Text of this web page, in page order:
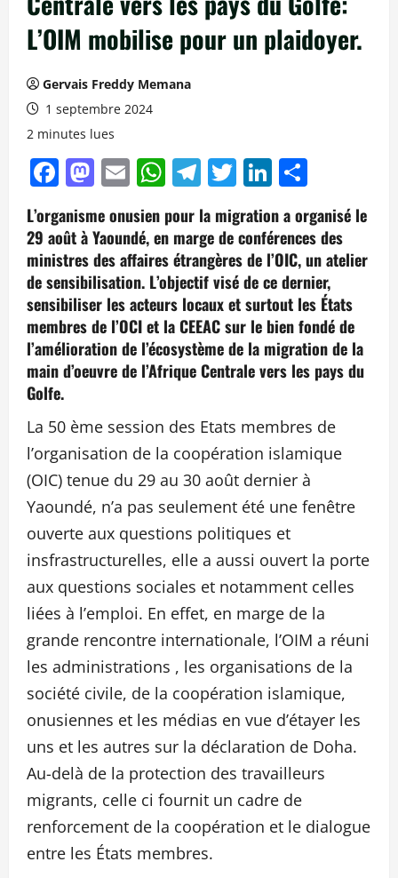
L’OIM mobilise pour un plaidoyer.
Gervais Freddy Memana
1 septembre 2024
2 minutes lues
Facebook
Mastodon
EmailWhatsApp
Telegram
TwitterLinkedIn
L’organisme onusien pour la migration a organisé le
29 août à Yaoundé, en marge de conférences des
ministres des affaires étrangères de l’OIC, un atelier
de sensibilisation. L’objectif visé de ce dernier,
sensibiliser les acteurs locaux et surtout les États
membres de l’OCI et la CEEAC sur le bien fondé de
l’amélioration de l’écosystème de la migration de la
main d’oeuvre de l’Afrique Centrale vers les pays du
Golfe.
La 50 ème session des Etats membres de
l’organisation de la coopération islamique
(OIC) tenue du 29 au 30 août dernier à
Yaoundé, n’a pas seulement été une fenêtre
ouverte aux questions politiques et
insfrastructurelles, elle a aussi ouvert la porte
aux questions sociales et notamment celles
liées à l’emploi. En effet, en marge de la
grande rencontre internationale, l’OIM a réuni
les administrations , les organisations de la
société civile, de la coopération islamique,
onusiennes et les médias en vue d’étayer les
uns et les autres sur la déclaration de Doha.
Au-delà de la protection des travailleurs
migrants, celle ci fournit un cadre de
renforcement de la coopération et le dialogue
entre les États membres.